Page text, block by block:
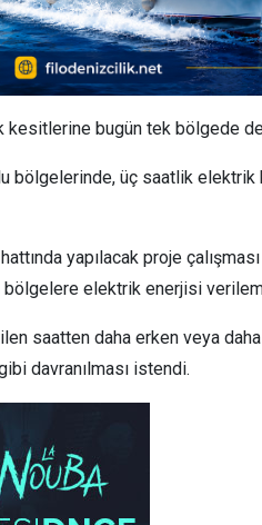
kesitlerine bugün tek bölgede
bölgelerinde, üç saatlik
yapılacak proje
bölgelere elektrik enerjisi
saatten daha erken veya
davranılması istendi.
Başbakanlığa bağlı kurumlar
binasına taşınıyor